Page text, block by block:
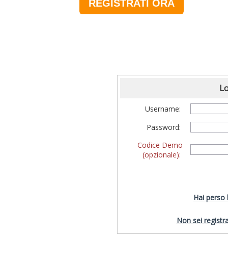
REGISTRATI ORA
Username:
Password:
Codice Demo
(opzionale):
Hai perso
Non sei